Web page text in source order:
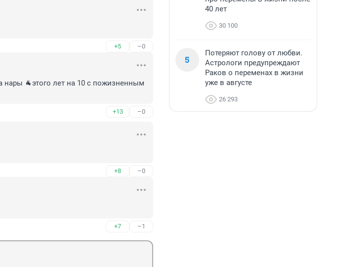
+5 –0
нары 🐐этого лет на 10 с пожизненным
+13 –0
+8 –0
+7 –1
40 лет
30 100
5
Потеряют голову от любви.
Астрологи предупреждают
Раков о переменах в жизни
уже в августе
26 293